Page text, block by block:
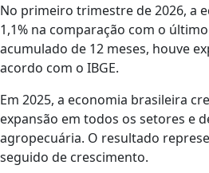
No primeiro trimestre de 2026, a
​1,1% na comparação com o
acumulado de 12 meses, houve
acordo com o IBGE.
Em 2025, a economia brasileira
expansão em todos os setores e
agropecuária. O resultado
seguido de crescimento.